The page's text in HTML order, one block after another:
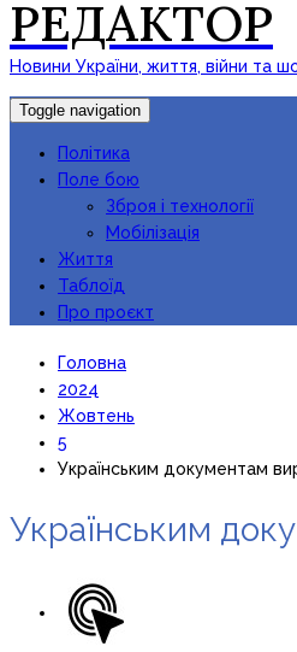
РЕДАКТОР
Новини України, життя, війни та
Toggle navigation
Політика
Поле бою
Зброя і технології
Мобілізація
Життя
Таблоїд
Про проєкт
Головна
2024
Жовтень
5
Українським документам
Українським